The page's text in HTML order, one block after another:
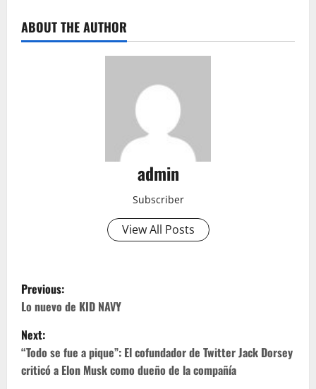
ABOUT THE AUTHOR
admin
Subscriber
View All Posts
P
o
s
t
Previous:
Lo nuevo de KID NAVY
Next:
“Todo se fue a pique”: El cofundador de Twitter Jack Dorsey
criticó a Elon Musk como dueño de la compañía